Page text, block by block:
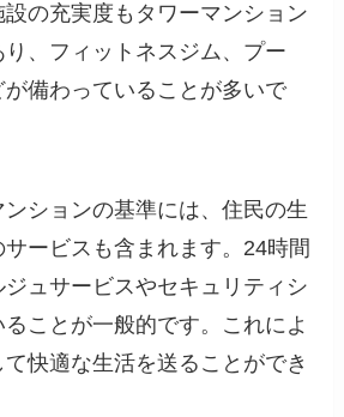
の充実度もタワーマンション
、フィットネスジム、プー
備わっていることが多いで
ションの基準には、住民の生
ービスも含まれます。24時間
ュサービスやセキュリティシ
ことが一般的です。これによ
快適な生活を送ることができ